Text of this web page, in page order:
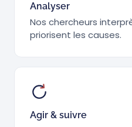
Analyser
Nos chercheurs
priorisent les causes.
Agir & suivre